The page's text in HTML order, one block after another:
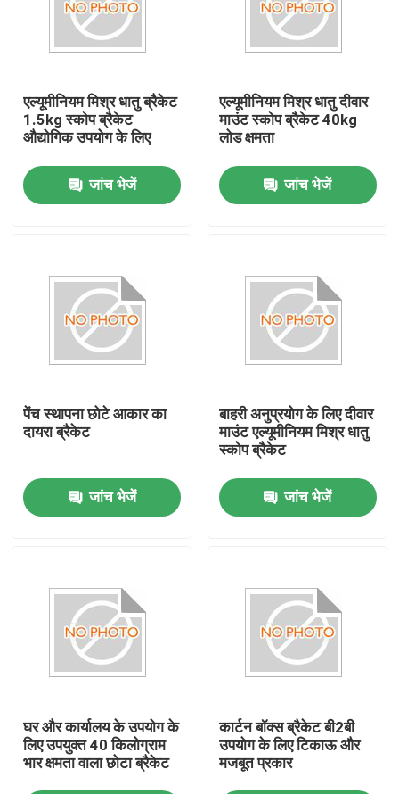
होम
उत्पाद
वीडियो
एल्यूमीनियम मिश्र धातु ब्रैकेट
1.5kg स्कोप ब्रैकेट
औद्योगिक उपयोग के लिए
जांच भेजें
एल्यूमीनियम मिश्र धातु दीवार
माउंट स्कोप ब्रैकेट 40kg
लोड क्षमता
जांच भेजें
पेंच स्थापना छोटे आकार का
दायरा ब्रैकेट
जांच भेजें
बाहरी अनुप्रयोग के लिए दीवार
माउंट एल्यूमीनियम मिश्र धातु
स्कोप ब्रैकेट
जांच भेजें
घर और कार्यालय के उपयोग के
लिए उपयुक्त 40 किलोग्राम
भार क्षमता वाला छोटा ब्रैकेट
कार्टन बॉक्स ब्रैकेट बी2बी
उपयोग के लिए टिकाऊ और
मजबूत प्रकार